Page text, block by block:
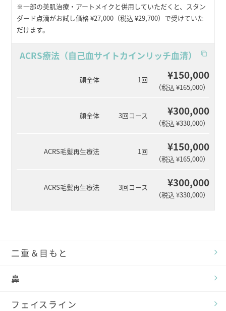
※一部の美肌治療・アートメイクと併用していただくと、スタン
ダード点滴がお試し価格 ¥27,000（税込 ¥29,700）で受けていた
だけます。
ACRS療法（自己血サイトカインリッチ血清）
顔全体 1回 ¥150,000
（税込 ¥165,000）
顔全体 3回コース ¥300,000
（税込 ¥330,000）
ACRS毛髪再生療法 1回 ¥150,000
（税込 ¥165,000）
ACRS毛髪再生療法 3回コース ¥300,000
（税込 ¥330,000）
二重＆目もと
鼻
フェイスライン